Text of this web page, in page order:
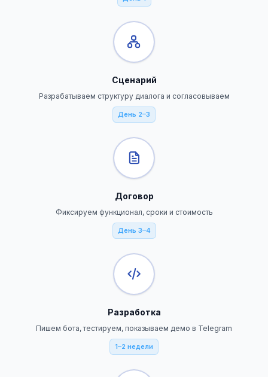
Сценарий
Разрабатываем структуру диалога и согласовываем
День 2–3
Договор
Фиксируем функционал, сроки и стоимость
День 3–4
Разработка
Пишем бота, тестируем, показываем демо в Telegram
1–2 недели